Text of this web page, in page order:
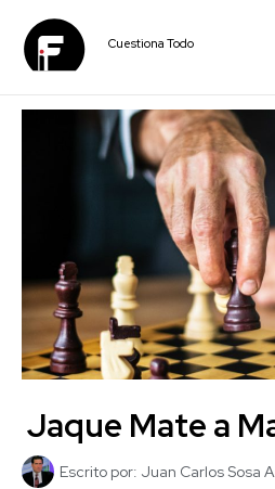
Cuestiona Todo
Jaque Mate a
Escrito por: Juan Carlos Sosa